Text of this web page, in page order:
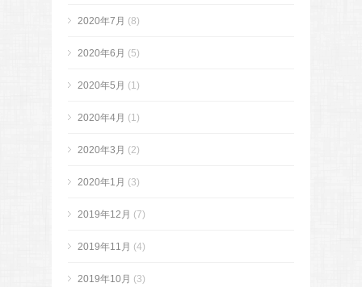
2020年7月 (8)
2020年6月 (5)
2020年5月 (1)
2020年4月 (1)
2020年3月 (2)
2020年1月 (3)
2019年12月 (7)
2019年11月 (4)
2019年10月 (3)